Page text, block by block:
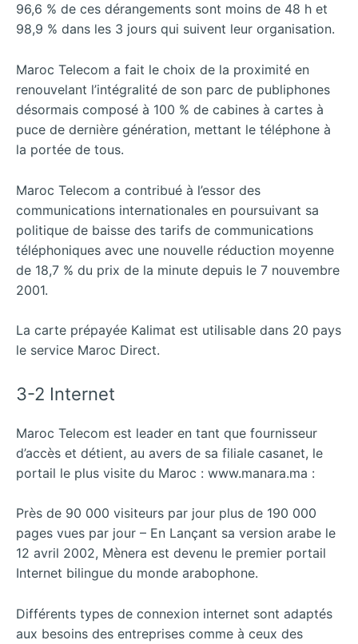
96,6 % de ces dérangements sont moins de 48 h et
98,9 % dans les 3 jours qui suivent leur organisation.
Maroc Telecom a fait le choix de la proximité en
renouvelant l’intégralité de son parc de publiphones
désormais composé à 100 % de cabines à cartes à
puce de dernière génération, mettant le téléphone à
la portée de tous.
Maroc Telecom a contribué à l’essor des
communications internationales en poursuivant sa
politique de baisse des tarifs de communications
téléphoniques avec une nouvelle réduction moyenne
de 18,7 % du prix de la minute depuis le 7 nouvembre
2001.
La carte prépayée Kalimat est utilisable dans 20 pays
le service Maroc Direct.
3-2 Internet
Maroc Telecom est leader en tant que fournisseur
d’accès et détient, au avers de sa filiale casanet, le
portail le plus visite du Maroc : www.manara.ma :
Près de 90 000 visiteurs par jour plus de 190 000
pages vues par jour – En Lançant sa version arabe le
12 avril 2002, Mènera est devenu le premier portail
Internet bilingue du monde arabophone.
Différents types de connexion internet sont adaptés
aux besoins des entreprises comme à ceux des